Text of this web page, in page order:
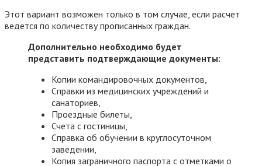
Этот вариант возможен только в том случае, если расчет
ведется по количеству прописанных граждан.
Дополнительно необходимо будет
представить подтверждающие документы:
Копии командировочных документов,
Справки из медицинских учреждений и
санаториев,
Проездные билеты,
Счета с гостиницы,
Справка об обучении в круглосуточном
заведении,
Копия заграничного паспорта с отметками о